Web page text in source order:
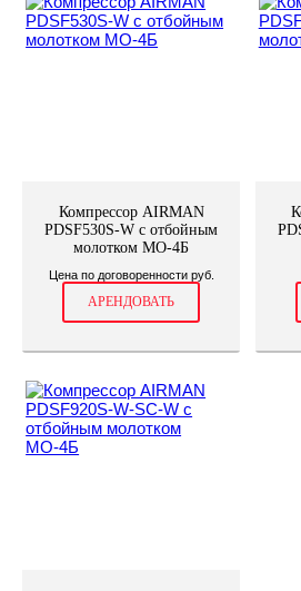
Компрессор AIRMAN
PDSF530S-W с отбойным
молотком МО-4Б
Цена по договоренности руб.
АРЕНДОВАТЬ